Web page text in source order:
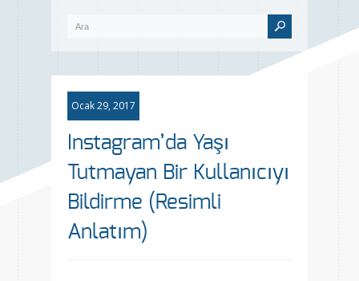
Ocak 29, 2017
Instagram’da Yaşı
Tutmayan Bir Kullanıcıyı
Bildirme (Resimli
Anlatım)